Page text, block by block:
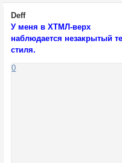
Deff
У меня в ХТМЛ-верх
наблюдается незакрытый
стиля.
0